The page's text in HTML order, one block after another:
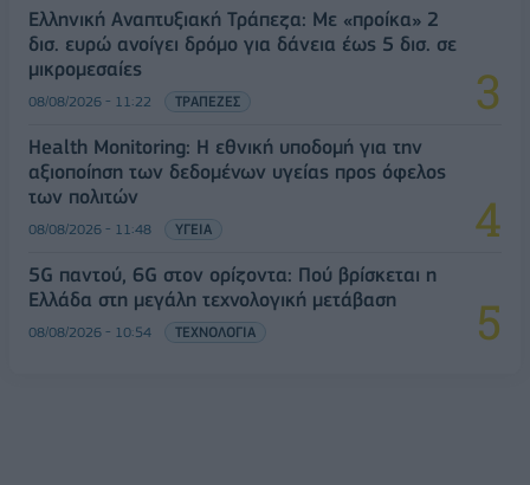
Ελληνική Αναπτυξιακή Τράπεζα: Με «προίκα» 2
δισ. ευρώ ανοίγει δρόμο για δάνεια έως 5 δισ. σε
μικρομεσαίες
08/08/2026 - 11:22 ΤΡΑΠΕΖΕΣ
Health Monitoring: Η εθνική υποδομή για την
αξιοποίηση των δεδομένων υγείας προς όφελος
των πολιτών
08/08/2026 - 11:48 ΥΓΕΙΑ
5G παντού, 6G στον ορίζοντα: Πού βρίσκεται η
Ελλάδα στη μεγάλη τεχνολογική μετάβαση
08/08/2026 - 10:54 ΤΕΧΝΟΛΟΓΙΑ